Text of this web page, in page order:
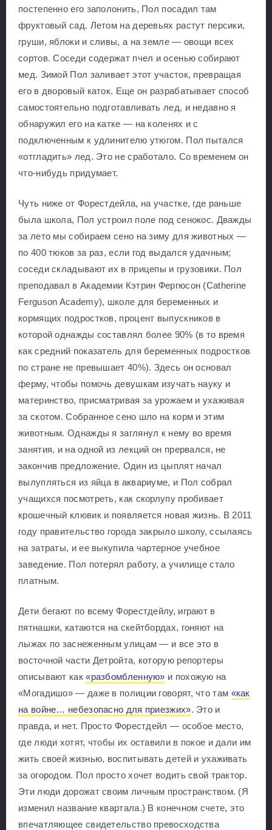
постепенно его заполонить, Пол посадил там
фруктовый сад. Летом на деревьях растут персики,
груши, яблоки и сливы, а на земле — овощи всех
сортов. Соседи содержат пчел и осенью собирают
мед. Зимой Пол заливает этот участок, превращая
его в дворовый каток. Еще он разрабатывает способ
самостоятельно подготавливать лед, и недавно я
обнаружил его на катке — на коленях и с
подключенным к удлинителю утюгом. Пол пытался
«отгладить» лед. Это не сработало. Со временем он
что-нибудь придумает.
Чуть ниже от Форестдейла, на участке, где раньше
была школа, Пол устроил поле под сенокос. Дважды
за лето мы собираем сено на зиму для животных —
по 400 тюков за раз, если год выдался удачным;
соседи складывают их в прицепы и грузовики. Пол
преподавал в Академии Кэтрин Фергюсон (Catherine
Ferguson Academy), школе для беременных и
кормящих подростков, процент выпускников в
которой однажды составлял более 90% (в то время
как средний показатель для беременных подростков
по стране не превышает 40%). Здесь он основал
ферму, чтобы помочь девушкам изучать науку и
материнство, присматривая за урожаем и ухаживая
за скотом. Собранное сено шло на корм и этим
животным. Однажды я заглянул к нему во время
занятия, и на одной из лекций он прервался, не
закончив предложение. Один из цыплят начал
вылупляться из яйца в аквариуме, и Пол собрал
учащихся посмотреть, как скорлупу пробивает
крошечный клювик и появляется новая жизнь. В 2011
году правительство города закрыло школу, ссылаясь
на затраты, и ее выкупила чартерное учебное
заведение. Пол потерял работу, а училище стало
платным.
Дети бегают по всему Форестдейлу, играют в
пятнашки, катаются на скейтбордах, гоняют на
лыжах по заснеженным улицам — и все это в
восточной части Детройта, которую репортеры
описывают как«разбомбленную» и похожую на
«Могадишо» — даже в полиции говорят, что там «как
на войне… небезопасно для приезжих». Это и
правда, и нет. Просто Форестдейл — особое место,
где люди хотят, чтобы их оставили в покое и дали им
жить своей жизнью, воспитывать детей и ухаживать
за огородом. Пол просто хочет водить свой трактор.
Эти люди дорожат своим личным пространством. (Я
изменил название квартала.) В конечном счете, это
впечатляющее свидетельство превосходства